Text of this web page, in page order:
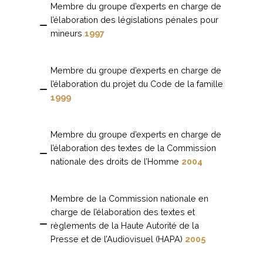
Membre du groupe d’experts en charge de
l’élaboration des législations pénales pour
mineurs1997
Membre du groupe d’experts en charge de
l’élaboration du projet du Code de la famille
1999
Membre du groupe d’experts en charge de
l’élaboration des textes de la Commission
nationale des droits de l’Homme 2004
Membre de la Commission nationale en
charge de l’élaboration des textes et
règlements de la Haute Autorité de la
Presse et de l’Audiovisuel (HAPA) 2005